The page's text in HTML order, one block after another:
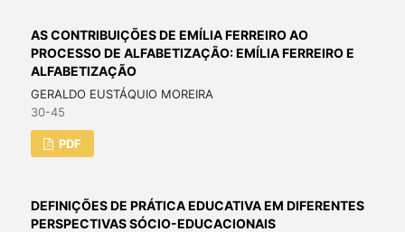
AS CONTRIBUIÇÕES DE EMÍLIA FERREIRO AO
PROCESSO DE ALFABETIZAÇÃO: EMÍLIA FERREIRO E
ALFABETIZAÇÃO
GERALDO EUSTÁQUIO MOREIRA
30-45
PDF
DEFINIÇÕES DE PRÁTICA EDUCATIVA EM DIFERENTES
PERSPECTIVAS SÓCIO-EDUCACIONAIS